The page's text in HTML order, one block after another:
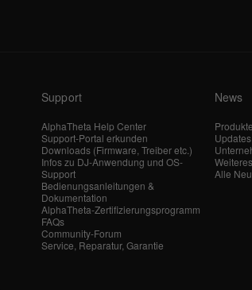
Support
AlphaTheta Help Center
Support-Portal erkunden
Downloads (Firmware, Treiber etc.)
Infos zu DJ-Anwendung und OS-
Support
Bedienungsanleitungen &
Dokumentation
AlphaTheta-Zertifizierungsprogramm
FAQs
Community-Forum
Service, Reparatur, Garantie
News
Produkte
Updates
Weiteres
Alle